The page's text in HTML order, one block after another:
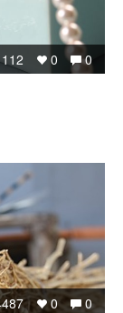
0
0
0
0